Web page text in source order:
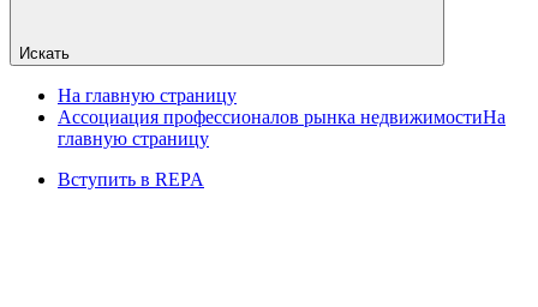
Искать
На главную страницу
Ассоциация профессионалов рынка недвижимостиНа
главную страницу
Вступить в REPA